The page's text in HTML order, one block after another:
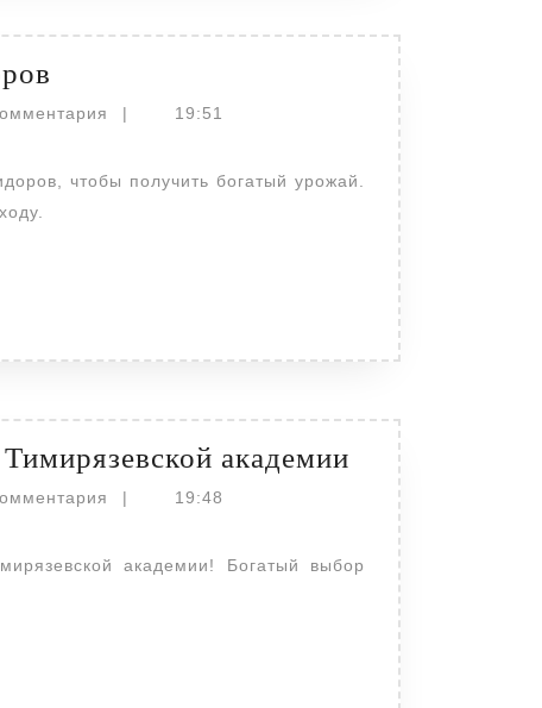
вырастить
помидоров
| 19:51
академии Рассада
клубники
питомнике
Тимирязевской
академии
| 19:48